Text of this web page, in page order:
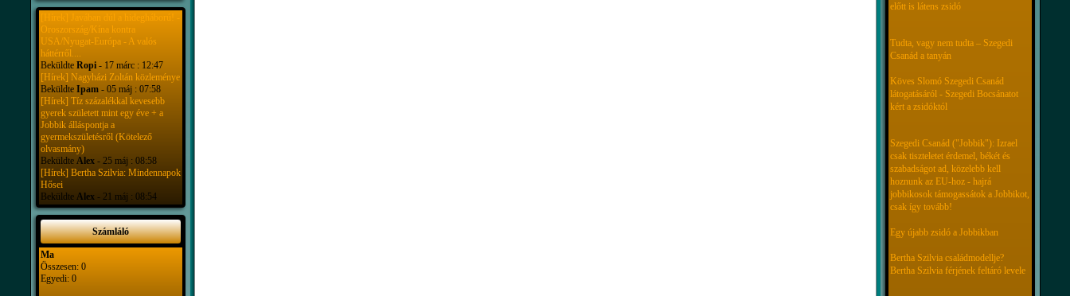
[Hírek] Javában dúl a hidegháború! -
Oroszország/Kína kontra
USA/Nyugat-Európa - A valós
háttérről....
Beküldte Ropi- 17 márc : 12:47
[Hírek] Nagyházi Zoltán közleménye
Beküldte Ipam- 05 máj : 07:58
[Hírek] Tíz százalékkal kevesebb
gyerek született mint egy éve + a
Jobbik álláspontja a
gyermekszületésről (Kötelező
olvasmány)
Beküldte Alex- 25 máj : 08:58
[Hírek] Bertha Szilvia: Mindennapok
Hősei
Beküldte Alex- 21 máj : 08:54
Számláló
Ma
Összesen: 0
Egyedi: 0
előtt is látens zsidó
Tudta, vagy nem tudta – Szegedi
Csanád a tanyán
Köves Slomó Szegedi Csanád
látogatásáról - Szegedi Bocsánatot
kért a zsidóktól
Szegedi Csanád ("Jobbik"): Izrael
csak tiszteletet érdemel, békét és
szabadságot ad, közelebb kell
hoznunk az EU-hoz - hajrá
jobbikosok támogassátok a Jobbikot,
csak így tovább!
Egy újabb zsidó a Jobbikban
Bertha Szilvia családmodellje?
Bertha Szilvia férjének feltáró levele